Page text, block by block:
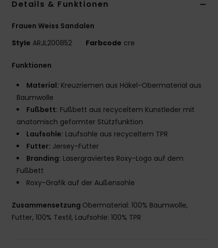
Details & Funktionen
Frauen Weiss Sandalen
Style ARJL200852 Farbcode cre
Funktionen
Material: Kreuzriemen aus Häkel-Obermaterial aus
Baumwolle
Fußbett: Fußbett aus recyceltem Kunstleder mit
anatomisch geformter Stützfunktion
Laufsohle: Laufsohle aus recyceltem TPR
Futter: Jersey-Futter
Branding: Lasergraviertes Roxy-Logo auf dem
Fußbett
Roxy-Grafik auf der Außensohle
Zusammensetzung Obermaterial: 100% Baumwolle,
Futter, 100% Textil, Laufsohle: 100% TPR